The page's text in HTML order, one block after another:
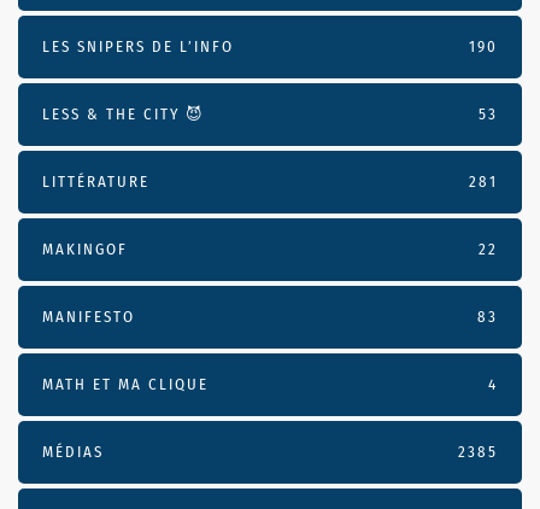
LES SNIPERS DE L’INFO 190
LESS & THE CITY 😈 53
LITTÉRATURE 281
MAKINGOF 22
MANIFESTO 83
MATH ET MA CLIQUE 4
MÉDIAS 2385